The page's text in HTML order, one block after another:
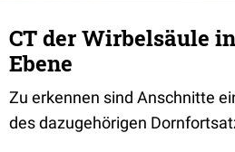
CT der Wirbelsäule
Ebene
Zu erkennen sind Anschnitte
des dazugehörigen